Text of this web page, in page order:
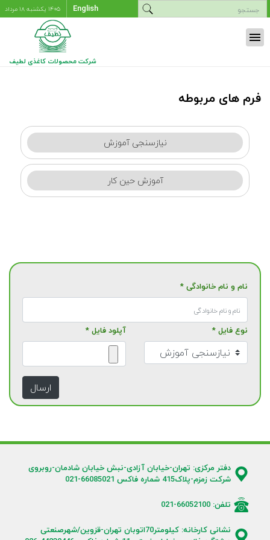
English ۱۴۰۵ يکشنبه ۱۸ مرداد
menu
شرکت محصولات کاغذی لطیف
فرم های مربوطه
نیازسنجی آموزش
آموزش حین کار
نام و نام خانوادگی *
نوع فایل * آپلود فایل *
ارسال
دفتر مرکزی: تهران-خیابان آزادی-نبش خیابان شادمان-روبروی
شرکت زمزم-پلاک415 شماره فاکس 66085021-021
تلفن: 66052100-021
نشانی کارخانه: کیلومتر70اتوبان تهران-قزوین/شهرصنعتی